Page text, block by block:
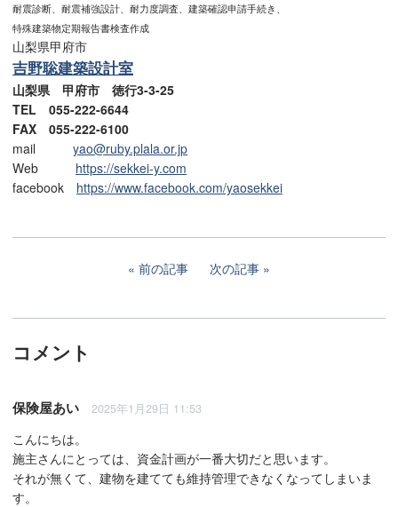
耐震診断、耐震補強設計、耐力度調査、建築確認申請手続き、
特殊建築物定期報告書検査作成
山梨県甲府市
吉野聡建築設計室
山梨県 甲府市 徳行3-3-25
TEL 055-222-6644
FAX 055-222-6100
mail yao@ruby.plala.or.jp
Web https://sekkei-y.com
facebook https://www.facebook.com/yaosekkei
前の記事 次の記事
コメント
保険屋あい 2025年1月29日 11:53
こんにちは。
施主さんにとっては、資金計画が一番大切だと思います。
それが無くて、建物を建てても維持管理できなくなってしまいま
す。